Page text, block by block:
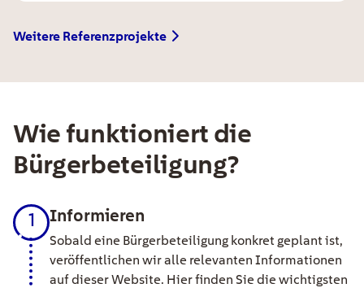
EE Text
Weitere Referenzprojekte
Wie funktioniert die
Bürgerbeteiligung?
1 Informieren
Sobald eine Bürgerbeteiligung konkret geplant ist,
veröffentlichen wir alle relevanten Informationen
auf dieser Website. Hier finden Sie die wichtigsten